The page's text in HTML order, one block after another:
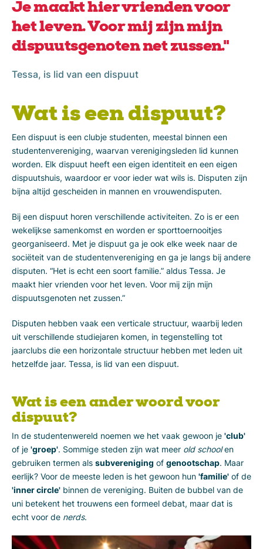
Je maakt hier vrienden voor
het leven. Voor mij zijn mijn
dispuutsgenoten net zussen."
Tessa, is lid van een dispuut
Wat is een dispuut?
Een dispuut is een clubje studenten, meestal binnen een
studentenvereniging, waarvan verenigingsleden lid kunnen
worden. Elk dispuut heeft een eigen identiteit en een eigen
dispuutshuis, waardoor er voor ieder wat wils is. Disputen zijn
bijna altijd gescheiden in mannen en vrouwendisputen.
Bij een dispuut horen verschillende activiteiten. Zo is er een
wekelijkse samenkomst en worden er sporttoernooitjes
georganiseerd. Met je dispuut ga je ook elke week naar de
sociëteit van de studentenvereniging en ga je langs bij andere
disputen. “Het is echt een soort familie.” aldus Tessa. Je
maakt hier vrienden voor het leven. Voor mij zijn mijn
dispuutsgenoten net zussen.”
Disputen hebben vaak een verticale structuur, waarbij leden
uit verschillende studiejaren komen, in tegenstelling tot
jaarclubs die een horizontale structuur hebben met leden uit
hetzelfde jaar. Tessa, is lid van een dispuut.
Wat is een ander woord voor
dispuut?
In de studentenwereld noemen we het vaak gewoon je 'club'
of je 'groep'. Sommige steden zijn wat meer old schoolen
gebruiken termen als subvereniging of genootschap. Maar
eerlijk? Voor de meeste leden is het gewoon hun 'familie' of de
'inner circle' binnen de vereniging. Buiten de bubbel van de
uni betekent het trouwens een formeel debat, maar dat is
echt voor de nerds.